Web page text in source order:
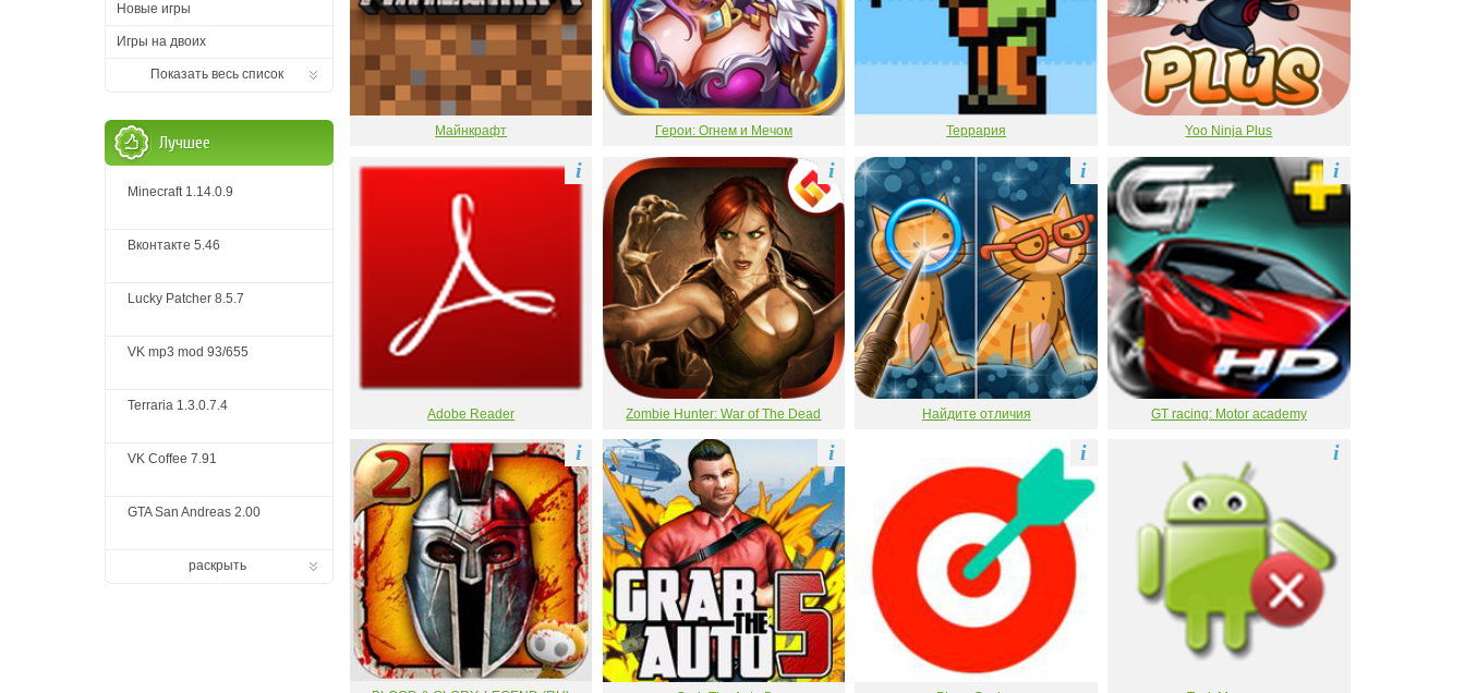
Майнкрафт Герои: Огнем и Мечом Террария Yoo Ninja Plus
Adobe Reader
i
Zombie Hunter: War of The Dead
i
Найдите отличия
i
GT racing: Motor academy
i
i i i i
Новые игры
Игры на двоих
Показать весь список
Лучшее
Minecraft 1.14.0.9
Вконтакте 5.46
Lucky Patcher 8.5.7
VK mp3 mod 93/655
Terraria 1.3.0.7.4
VK Coffee 7.91
GTA San Andreas 2.00
раскрыть